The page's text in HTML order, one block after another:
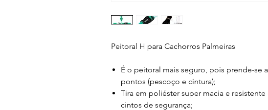
Peitoral H para Cachorros Palmeiras
É o peitoral mais seguro, pois prende-se
pontos (pescoço e cintura);
Tira em poliéster super macia e
cintos de segurança;